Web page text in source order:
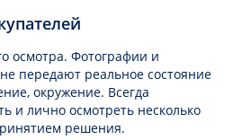
осмотра. Фотографии и
передают реальное состояние
окружение. Всегда
и лично осмотреть несколько
решения.